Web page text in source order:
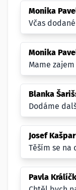
Monika
Včas
Monika
Mame
Blanka
Dodáme
Josef Kašpar
Těším se na
Pavla